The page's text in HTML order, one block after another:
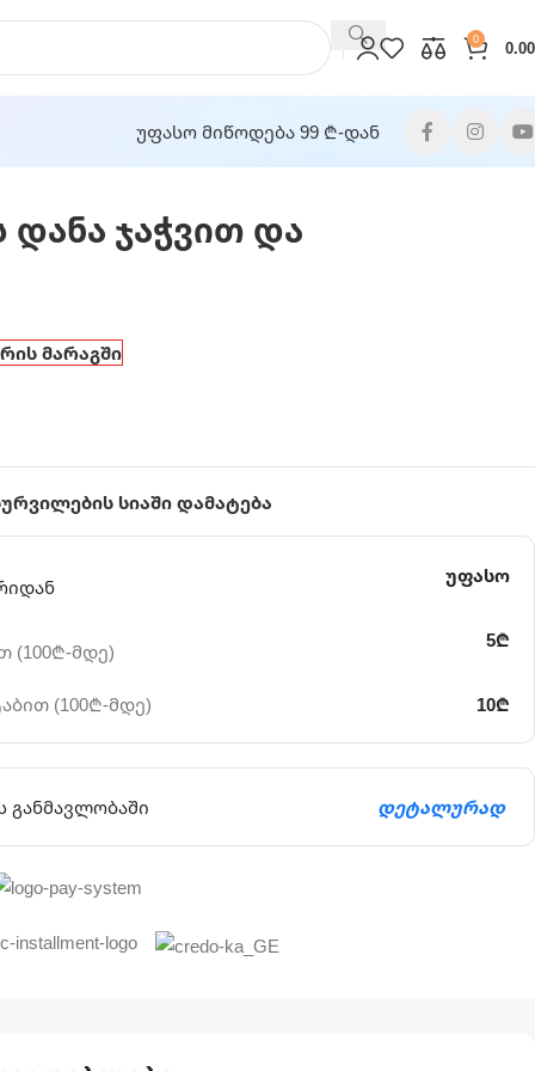
0 0.00
უფასო მიწოდება 99 ₾-დან
დანა ჯაჭვით და
მარაგში
სიაში დამატება
(100₾-მდე)
(100₾-მდე)
უფასო
5₾
10₾
განმავლობაში დეტალურად